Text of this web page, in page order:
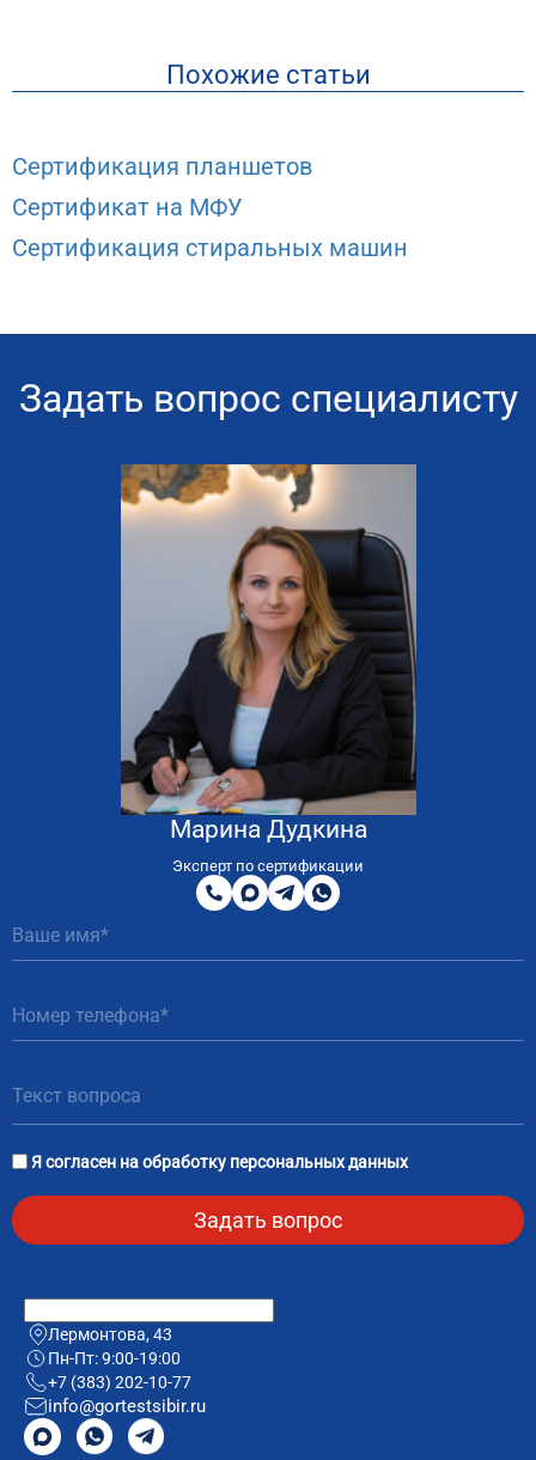
Похожие статьи
Сертификация планшетов
Сертификат на МФУ
Сертификация стиральных машин
Задать вопрос специалисту
Марина Дудкина
Эксперт по сертификации
8
800
200
51
MAXTelegram
WhatsApp
Я согласен наобработку персональных данных
Лермонтова, 43
Пн-Пт: 9:00-19:00
+7 (383) 202-10-77
info@gortestsibir.ru